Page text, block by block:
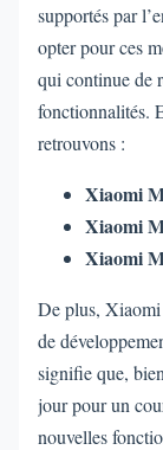
supportés par
opter pour ces
qui continue de
fonctionnalités.
retrouvons :
Xiaomi
Xiaomi
Xiaomi
De plus, Xiaomi
de
signifie que,
jour pour un
nouvelles